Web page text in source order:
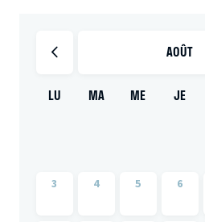
AOÛT
LU MA ME JE
3 4 5 6